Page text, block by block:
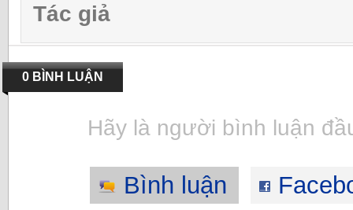
Tác giả
0 BÌNH LUẬN
Hãy là người bình luận
Bình luận